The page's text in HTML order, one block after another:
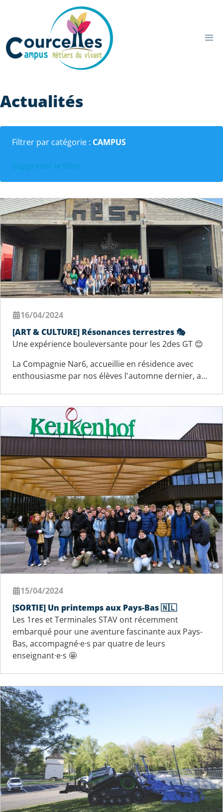
Aller au contenu principal
Actualités
Filtrer par catégorie : CAMPUS
Supprimer le filtre
16/04/2024
[ART & CULTURE] Résonances terrestres 🎭
Une expérience bouleversante pour les 2des GT 😊
La Compagnie Nar6, accueillie en résidence avec
enthousiasme par nos élèves l'automne dernier, a…
15/04/2024
[SORTIE] Un printemps aux Pays-Bas 🇳🇱
Les 1res et Terminales STAV ont récemment
embarqué pour une aventure fascinante aux Pays-
Bas, accompagné·e·s par quatre de leurs
enseignant·e·s 🤩